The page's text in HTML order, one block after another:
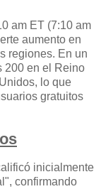
am ET (7:10 am
aumento en
regiones. En un
200 en el Reino
lo que
gratuitos
inicialmente
confirmando